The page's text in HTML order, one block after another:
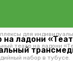
для
театр на ладони
набор в тубусе.
на ладони